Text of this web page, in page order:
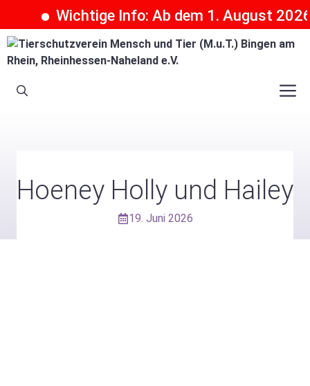
Wichtige Info: Ab dem 1. August 2026
Zum
Inhalt
springen
Hoeney Holly und Hailey
19. Juni 2026